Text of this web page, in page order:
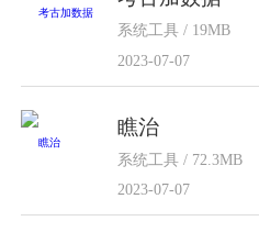
系统工具 / 19MB
2023-07-07
瞧治
系统工具 / 72.3MB
2023-07-07